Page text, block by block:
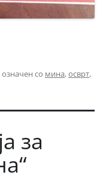
означен со мина,осврт,
за